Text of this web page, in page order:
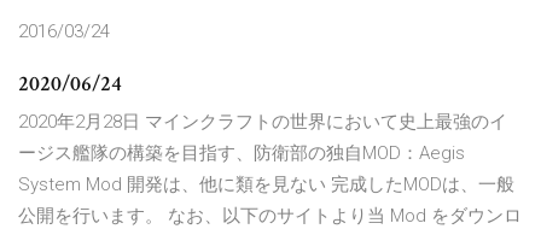
2016/03/24
2020/06/24
2020年2月28日 マインクラフトの世界において史上最強のイ
ージス艦隊の構築を目指す、防衛部の独自MOD：Aegis
System Mod 開発は、他に類を見ない 完成したMODは、一般
公開を行います。 なお、以下のサイトより当 Mod をダウンロ